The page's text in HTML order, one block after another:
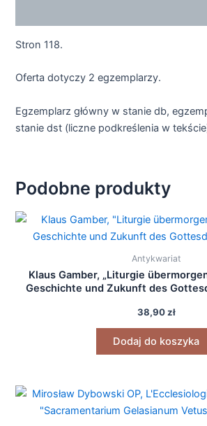
Stron 118.
Oferta dotyczy 2 egzemplarzy.
Egzemplarz główny w stanie db,
stanie dst (liczne podkreślenia w
Podobne produkty
Antykwariat
Klaus Gamber, „Liturgie
Geschichte und Zukunft des
38,90zł
Dodaj do koszyka